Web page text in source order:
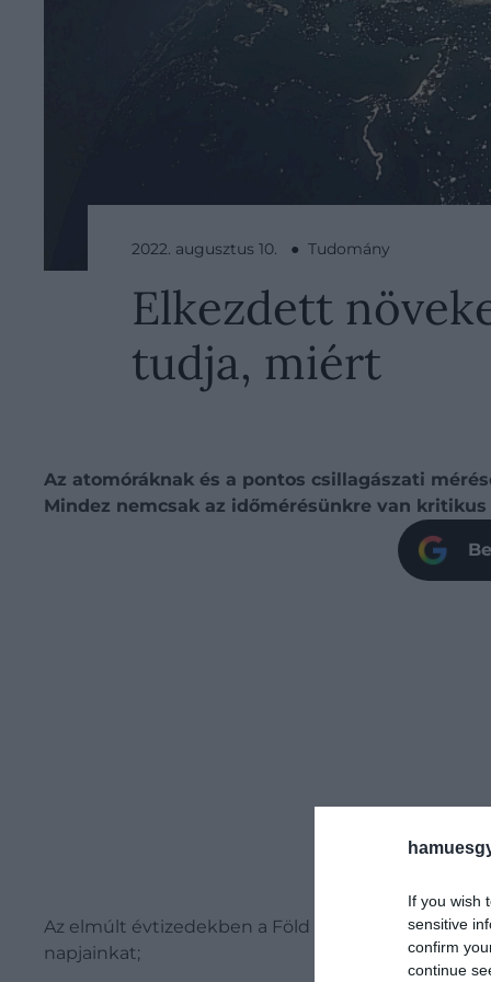
If you wish
sensitive
confirm
continue
2022. augusztus 10. ● Tudomány
Elkezdett
tudja, miért
Az atomóráknak és a pontos csillagászati
Mindez nemcsak az időmérésünkre van
Az elmúlt évtizedekben a Föld tengely körüli
napjainkat;